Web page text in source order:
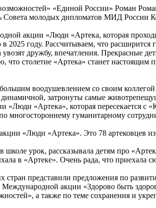
«Единой России» Роман
молодых дипломатов МИД России
акции «Люди «Артека, которая
2025 году. Рассчитываем, что
дружбу, впечатления. Прекрасные
что столетие «Артека» станет
воодушевлением со своим
затронуты самые
«Люди «Артека», которая пересекается
многостороннему гуманитарному
«Люди «Артека». Это 78 артековцев
урок, рассказывала детям про
в «Артеке». Очень рада, что приехала
представили предложения по
акции «Здорово быть
а также по теме сохранения и